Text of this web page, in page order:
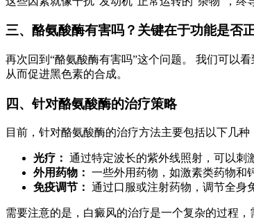
三、酪氨酸酶有害吗？关键在于功能是否
再次回到“酪氨酸酶有害吗”这个问题。 我们可以
从而促进黑色素的合成。
四、针对酪氨酸酶的治疗策略
目前，针对酪氨酸酶的治疗方法主要包括以下几种
光疗： 通过特定波长的紫外线照射，可以刺
外用药物： 一些外用药物，如激素类药物和
免疫调节： 通过口服或注射药物，调节全身
需要注意的是，白癜风的治疗是一个复杂的过程